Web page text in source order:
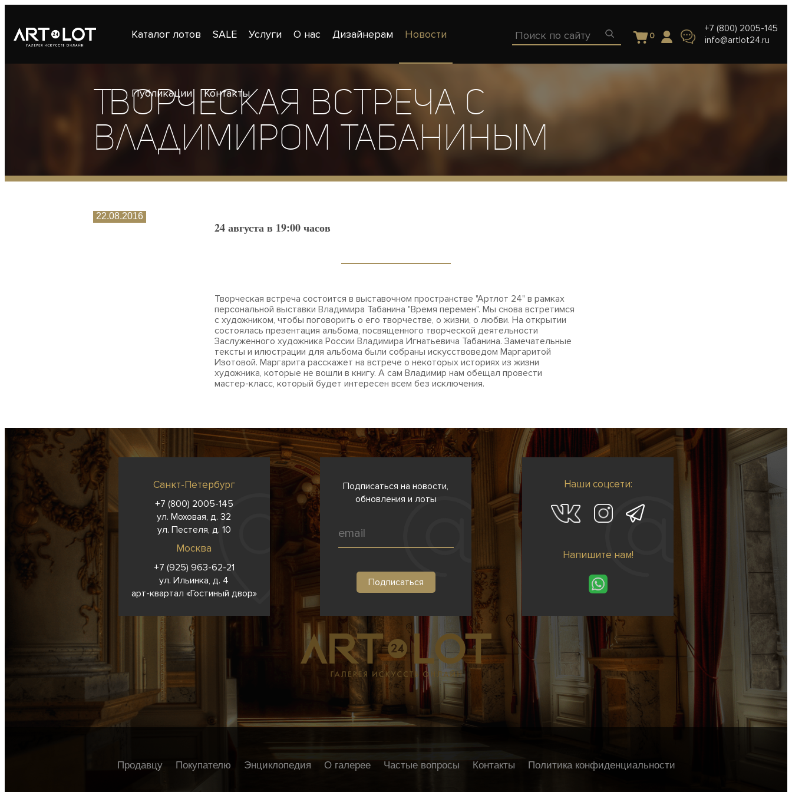
Каталог лотов SALE Услуги О нас Дизайнерам Новости
Публикации Контакты
0
+7 (800) 2005-145
info@artlot24.ru
Творческая встреча с
Владимиром Табаниным
22.08.2016
24 августа в 19:00 часов
Творческая встреча состоится в выставочном пространстве "Артлот 24" в рамках
персональной выставки Владимира Табанина "Время перемен". Мы снова встретимся
с художником, чтобы поговорить о его творчестве, о жизни, о любви. На открытии
состоялась презентация альбома, посвященного творческой деятельности
Заслуженного художника России Владимира Игнатьевича Табанина. Замечательные
тексты и илюстрации для альбома были собраны искусствоведом Маргаритой
Изотовой. Маргарита расскажет на встрече о некоторых историях из жизни
художника, которые не вошли в книгу. А сам Владимир нам обещал провести
мастер-класс, который будет интересен всем без исключения.
Санкт-Петербург
+7 (800) 2005-145
ул. Моховая, д. 32
ул. Пестеля, д. 10
Москва
+7 (925) 963-62-21
ул. Ильинка, д. 4
арт-квартал «Гостиный двор»
Подписаться на новости,
обновления и лоты
Наши соцсети:
Напишите нам!
Продавцу Покупателю Энциклопедия О галерее Частые вопросы Контакты Политика конфиденциальности